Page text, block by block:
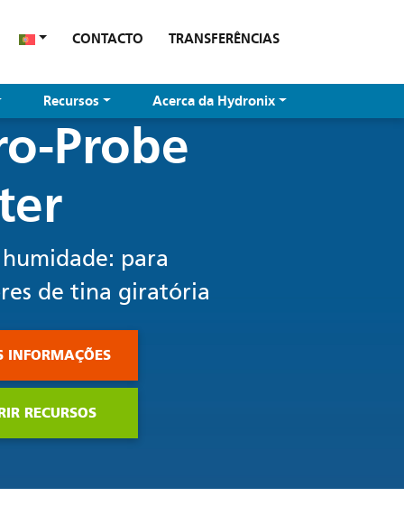
CONTACTO TRANSFERÊNCIAS
Recursos Acerca da Hydronix
Probe
para
de tina giratória
INFORMAÇÕES
RECURSOS